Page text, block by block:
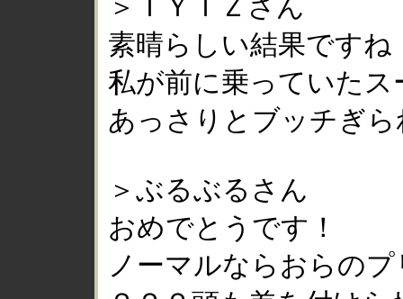
＞ＴＹＩＺさん
素晴らしい結果ですね
私が前に乗っていたス
あっさりとブッチぎ
＞ぶるぶるさん
おめでとうです！
ノーマルならおらの